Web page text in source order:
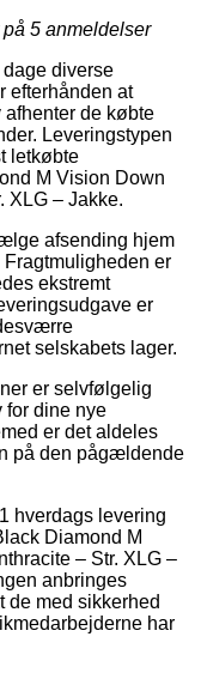
5 anmeldelser
diverse
efterhånden at
de købte
Leveringstypen
letkøbte
M Vision Down
XLG – Jakke.
afsending hjem
er
ekstremt
er
selskabets lager.
er selvfølgelig
for dine nye
er det aldeles
på den pågældende
hverdags levering
Diamond M
– Str. XLG –
anbringes
de med sikkerhed
har